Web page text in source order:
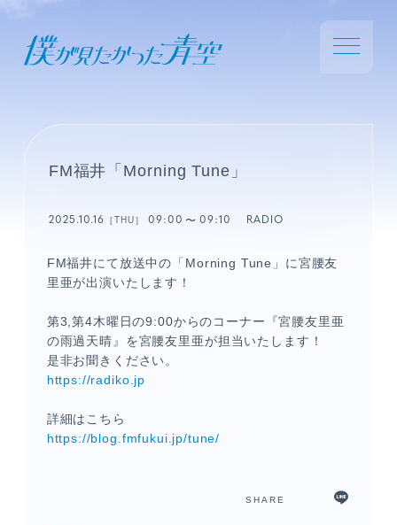
FM福井「Morning Tune」
2025.10.16 ［THU］09:00 09:10 RADIO
FM福井にて放送中の「Morning Tune」に宮腰友
里亜が出演いたします！
第3,第4木曜日の9:00からのコーナー『宮腰友里亜
の雨過天晴』を宮腰友里亜が担当いたします！
是非お聞きください。
https://radiko.jp
詳細はこちら
https://blog.fmfukui.jp/tune/
SHARE